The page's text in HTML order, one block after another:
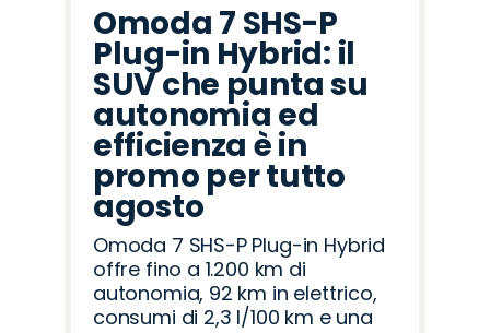
Omoda 7 SHS-P
Plug-in Hybrid: il
SUV che punta su
autonomia ed
efficienza è in
promo per tutto
agosto
Omoda 7 SHS-P Plug-in Hybrid
offre fino a 1.200 km di
autonomia, 92 km in elettrico,
consumi di 2,3 l/100 km e una